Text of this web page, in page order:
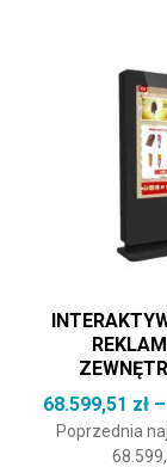
cen: od
można
68.599,51 zł –
Poprzednia